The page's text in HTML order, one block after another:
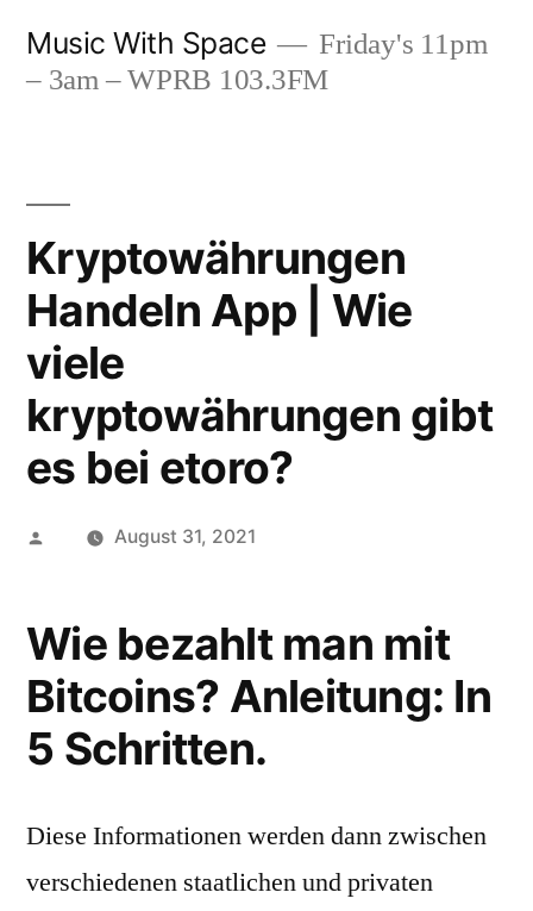
Music With Space
Friday's 11pm
– 3am – WPRB 103.3FM
Kryptowährungen
Handeln App | Wie
viele
kryptowährungen gibt
es bei etoro?
Posted August 31, 2021
Wie bezahlt man mit
Bitcoins? Anleitung: In
5 Schritten.
Diese Informationen werden dann zwischen
verschiedenen staatlichen und privaten